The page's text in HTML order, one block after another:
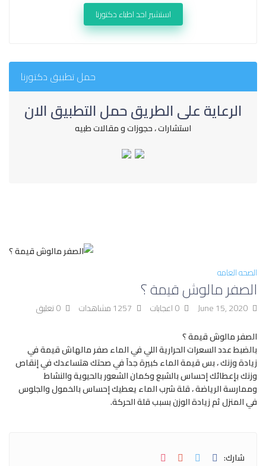
الصحه العامه
الصفر مالوش قيمة ؟
June 15, 2020 0 اعجابات 1257 مشاهدات
0 تعليق
الصفر مالوش قيمة ؟
بالضبط عدد السعرات الحرارية اللي في الماء صفر مالهاش قيمة في
زيادة وزنك ، بس قيمة الماء كبيرة جدآ في صحتك هتساعدك في إنقاص
وزنك بإعطائك إحساس بالشبع وكمان الشعور بالحيوية والنشاط
وممارسة الرياضة ، قلة شرب الماء يعطيك إحساس بالخمول والجلوس
في المنزل ثم زيادة الوزن بسبب قلة الحركة.
شارك:
استشير احد اطباء دكتورنا
حمل تطبيق دكتورنا
الرعاية على الطريق حمل التطبيق الان
استشارات ، حجوزات و مقالات طبيه